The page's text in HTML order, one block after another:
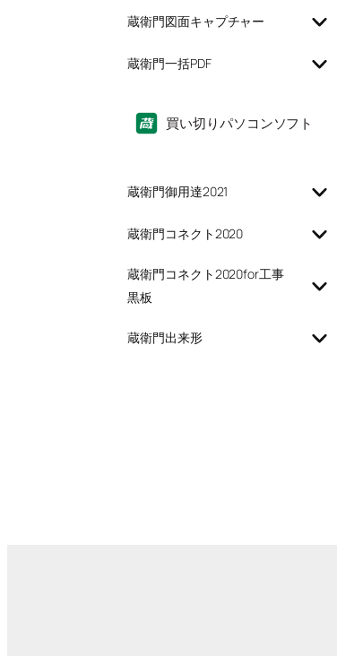
蔵衛門図面キャプチャー
蔵衛門一括PDF
買い切りパソコンソフト
蔵衛門御用達2021
蔵衛門コネクト2020
蔵衛門コネクト2020for工事
黒板
蔵衛門出来形